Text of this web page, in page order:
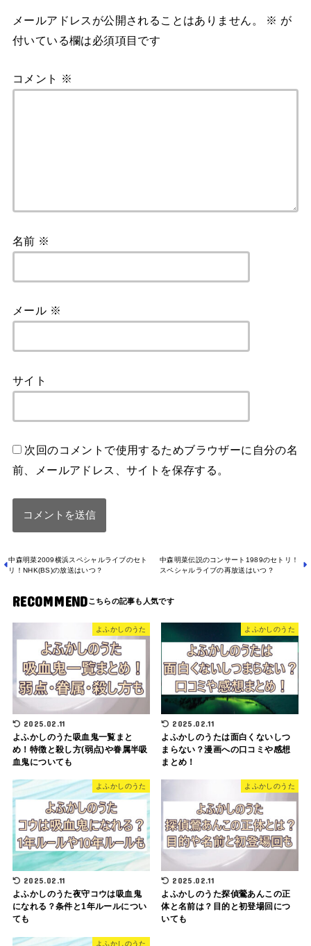
メールアドレスが公開されることはありません。 ※ が
付いている欄は必須項目です
コメント ※
名前 ※
メール ※
サイト
次回のコメントで使用するためブラウザーに自分の名
前、メールアドレス、サイトを保存する。
中森明菜2009横浜スペシャルライブのセト
リ！NHK(BS)の放送はいつ？
中森明菜伝説のコンサート1989のセトリ！
スペシャルライブの再放送はいつ？
RECOMMEND
よふかしのうた
2025.02.11
よふかしのうた吸血鬼一覧まと
め！特徴と殺し方(弱点)や眷属半吸
血鬼についても
よふかしのうた
2025.02.11
よふかしのうたは面白くないしつ
まらない？漫画への口コミや感想
まとめ！
よふかしのうた
2025.02.11
よふかしのうた夜守コウは吸血鬼
になれる？条件と1年ルールについ
ても
よふかしのうた
2025.02.11
よふかしのうた探偵鶯あんこの正
体と名前は？目的と初登場回につ
いても
よふかしのうた